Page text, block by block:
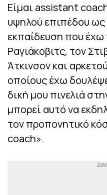
Είμαι assistant
υψηλού επιπέδου ως
εκπαίδευση που
Ραγιάκοβιτς, τον
Άτκινσον και
οποίους έχω
δική μου πινελιά
μπορεί αυτό να
τον προπονητικό
coach».